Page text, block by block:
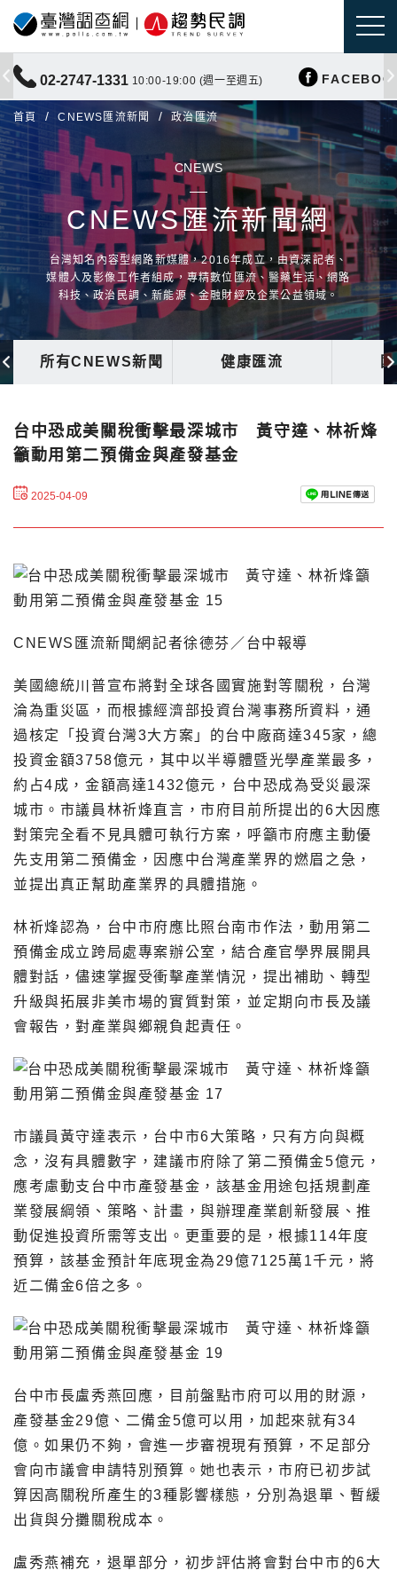
02-2747-1331 10:00-19:00 (週一至週五)
首頁 CNEWS匯流新聞 政治匯流
CNEWS
CNEWS匯流新聞網
台灣知名內容型網路新媒體，2016年成立，由資深記者、
媒體人及影像工作者組成，專精數位匯流、醫藥生活、網路
科技、政治民調、新能源、金融財經及企業公益領域。
所有CNEWS新聞 健康匯流
台中恐成美關稅衝擊最深城市 黃守達、林祈烽
籲動用第二預備金與產發基金
2025-04-09
CNEWS匯流新聞網記者徐德芬／台中報導
美國總統川普宣布將對全球各國實施對等關稅，台灣
淪為重災區，而根據經濟部投資台灣事務所資料，通
過核定「投資台灣3大方案」的台中廠商達345家，總
投資金額3758億元，其中以半導體暨光學產業最多，
約占4成，金額高達1432億元，台中恐成為受災最深
城市。市議員林祈烽直言，市府目前所提出的6大因應
對策完全看不見具體可執行方案，呼籲市府應主動優
先支用第二預備金，因應中台灣產業界的燃眉之急，
並提出真正幫助產業界的具體措施。
林祈烽認為，台中市府應比照台南市作法，動用第二
預備金成立跨局處專案辦公室，結合產官學界展開具
體對話，儘速掌握受衝擊產業情況，提出補助、轉型
升級與拓展非美市場的實質對策，並定期向市長及議
會報告，對產業與鄉親負起責任。
市議員黃守達表示，台中市6大策略，只有方向與概
念，沒有具體數字，建議市府除了第二預備金5億元，
應考慮動支台中市產發基金，該基金用途包括規劃產
業發展綱領、策略、計畫，與辦理產業創新發展、推
動促進投資所需等支出。更重要的是，根據114年度
預算，該基金預計年底現金為29億7125萬1千元，將
近二備金6倍之多。
台中市長盧秀燕回應，目前盤點市府可以用的財源，
產發基金29億、二備金5億可以用，加起來就有34
億。如果仍不夠，會進一步審視現有預算，不足部分
會向市議會申請特別預算。她也表示，市府已初步試
算因高關稅所產生的3種影響樣態，分別為退單、暫緩
出貨與分攤關稅成本。
盧秀燕補充，退單部分，初步評估將會對台中市的6大